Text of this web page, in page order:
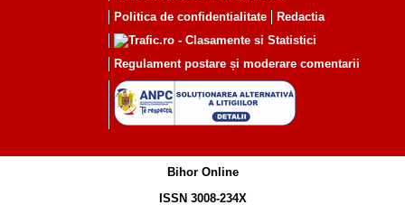
Politica de confidentialitate
Redactia
Regulament postare și moderare comentarii
Bihor Online
ISSN 3008-234X